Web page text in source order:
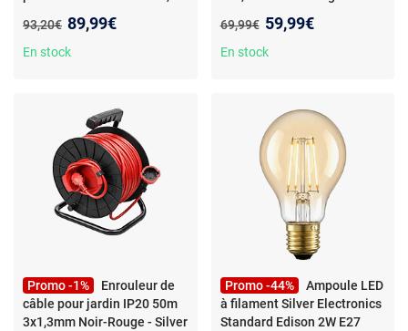
- Enrouleur de câble
métallique avec protection
Ancien prix :
93,20€ Nouveau prix :
89,99€
En stock
câble en plastique pour jardin
IP20 25m 3x1,5mm Noir-
Ancien prix :
69,99€ Nouveau prix :
59,99€
En stock
Promo -1%
Enrouleur de
câble pour jardin IP20 50m
3x1,3mm Noir-Rouge - Silver
Promo -44%
Ampoule LED
à filament Silver Electronics
Standard Edison 2W E27